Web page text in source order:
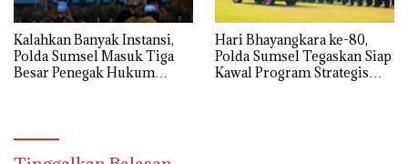
Kalahkan Banyak Instansi,
Polda Sumsel Masuk Tiga
Besar Penegak Hukum
Hari Bhayangkara ke-80,
Polda Sumsel Tegaskan Siap
Kawal Program Strategis